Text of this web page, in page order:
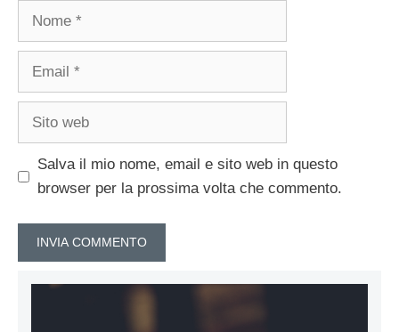
Nome
Email
Sito
Salva il mio nome, email e sito web in questo
browser per la prossima volta che commento.